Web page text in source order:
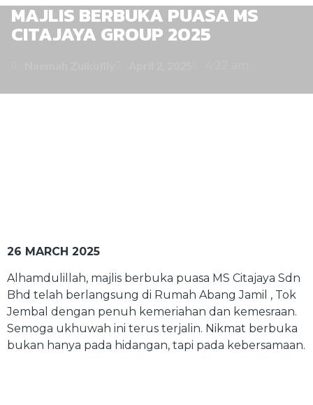
MAJLIS BERBUKA PUASA MS
CITAJAYA GROUP 2025
26 MARCH 2025
Alhamdulillah, majlis berbuka puasa MS Citajaya Sdn
Bhd telah berlangsung di Rumah Abang Jamil , Tok
Jembal dengan penuh kemeriahan dan kemesraan.
Semoga ukhuwah ini terus terjalin. Nikmat berbuka
bukan hanya pada hidangan, tapi pada kebersamaan.